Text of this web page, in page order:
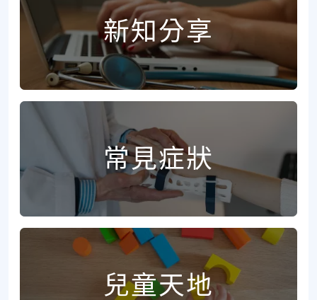
新知分享
常見症狀
兒童天地